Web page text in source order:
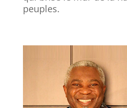
peuples.